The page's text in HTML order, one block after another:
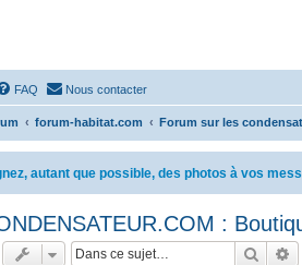
FAQ Nous contacter
forum-habitat.com Forum sur les
autant que possible, des photos à vos
: